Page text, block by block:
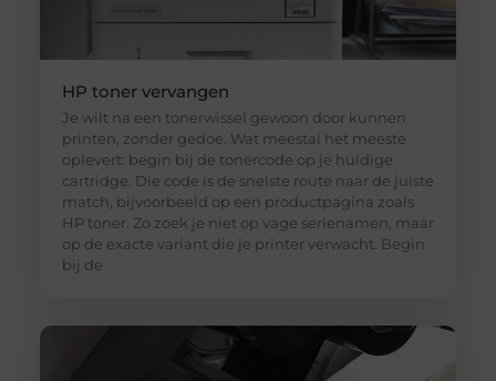
HP toner vervangen
Je wilt na een tonerwissel gewoon door kunnen
printen, zonder gedoe. Wat meestal het meeste
oplevert: begin bij de tonercode op je huidige
cartridge. Die code is de snelste route naar de juiste
match, bijvoorbeeld op een productpagina zoals
HP toner. Zo zoek je niet op vage serienamen, maar
op de exacte variant die je printer verwacht. Begin
bij de